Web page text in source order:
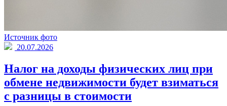
Источник фото
20.07.2026
Налог на доходы физических лиц при
обмене недвижимости будет взиматься
с разницы в стоимости